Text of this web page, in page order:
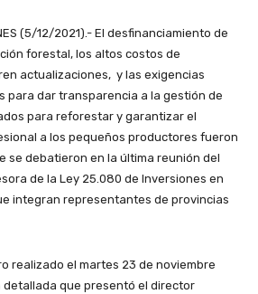
(5/12/2021).- El desfinanciamiento de
forestal, los altos costos de
actualizaciones, y las exigencias
para dar transparencia a la gestión de
para reforestar y garantizar el
a los pequeños productores fueron
se debatieron en la última reunión del
de la Ley 25.080 de Inversiones en
integran representantes de provincias
realizado el martes 23 de noviembre
que presentó el director